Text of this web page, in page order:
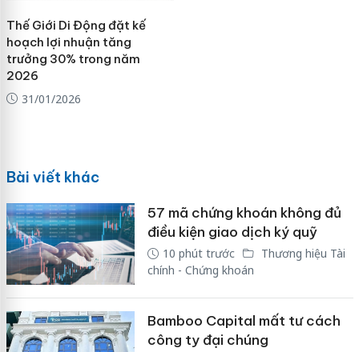
Thế Giới Di Động đặt kế
hoạch lợi nhuận tăng
trưởng 30% trong năm
2026
31/01/2026
Bài viết khác
57 mã chứng khoán không đủ
điều kiện giao dịch ký quỹ
10 phút trước
Thương hiệu Tài
chính - Chứng khoán
Bamboo Capital mất tư cách
công ty đại chúng